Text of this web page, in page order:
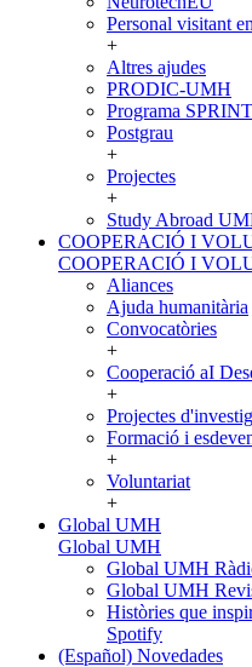
Personal visitant
+
Altres ajudes
PRODIC-UMH
Programa SPRINT
Postgrau
+
Projectes
+
Study Abroad
COOPERACIÓ I
COOPERACIÓ I
Aliances
Ajuda humanitària
Convocatòries
+
Cooperació aI
+
Projectes
Formació i
+
Voluntariat
+
Global UMH
Global UMH
Global UMH
Global UMH
Històries que
Spotify
(Español) Novedades